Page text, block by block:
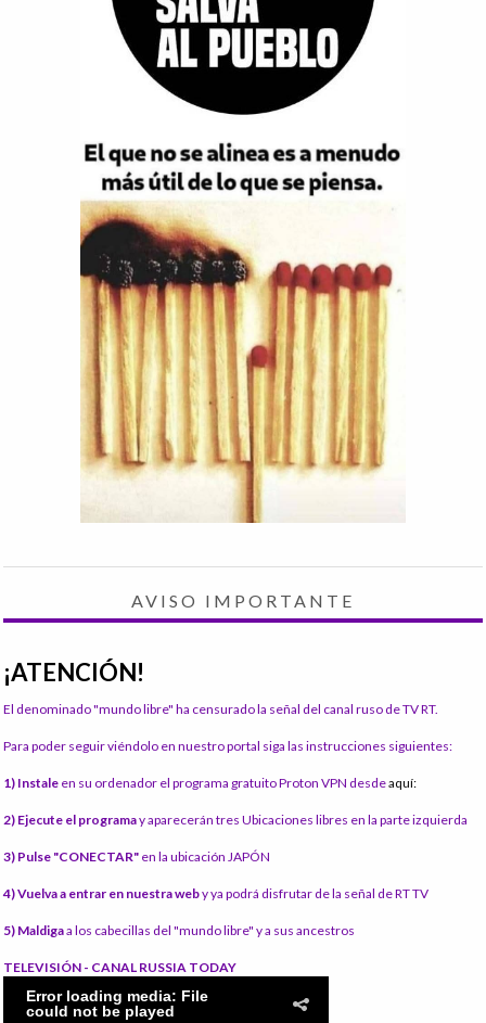
AVISO IMPORTANTE
¡ATENCIÓN!
El denominado "mundo libre" ha censurado la señal del canal ruso de TV RT.
Para poder seguir viéndolo en nuestro portal siga las instrucciones siguientes:
1) Instale en su ordenador el programa gratuito Proton VPN desdeaquí:
2) Ejecute el programay aparecerán tres Ubicaciones libres en la parte izquierda
3) Pulse "CONECTAR" en la ubicación JAPÓN
4) Vuelva a entrar en nuestra weby ya podrá disfrutar de la señal de RT TV
5) Maldigaa los cabecillas del "mundo libre" y a sus ancestros
TELEVISIÓN - CANAL RUSSIA TODAY